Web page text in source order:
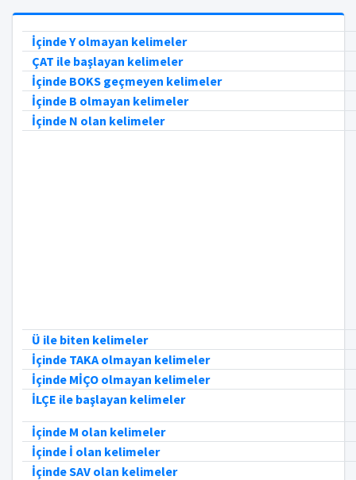
İçinde Y olmayan kelimeler
ÇAT ile başlayan kelimeler
İçinde BOKS geçmeyen kelimeler
İçinde B olmayan kelimeler
İçinde N olan kelimeler
Ü ile biten kelimeler
İçinde TAKA olmayan kelimeler
İçinde MİÇO olmayan kelimeler
İLÇE ile başlayan kelimeler
İçinde M olan kelimeler
İçinde İ olan kelimeler
İçinde SAV olan kelimeler